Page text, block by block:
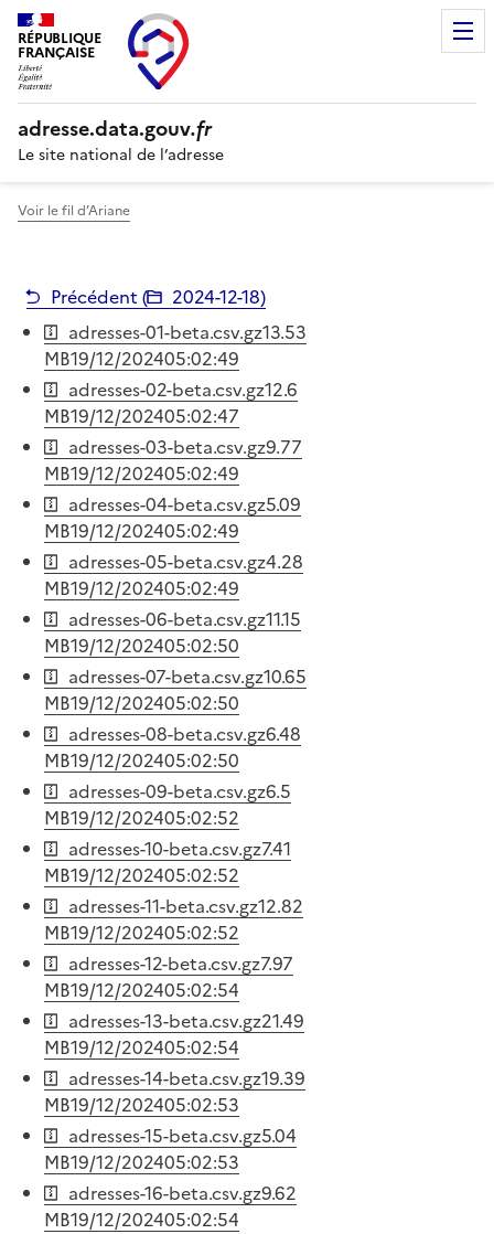
RÉPUBLIQUE
FRANÇAISE
adresse.data.gouv.fr
Le site national de l’adresse
Voir le fil d’Ariane
Précédent ( 2024-12-18)
adresses-01-beta.csv.gz13.53
MB19/12/202405:02:49
adresses-02-beta.csv.gz12.6
MB19/12/202405:02:47
adresses-03-beta.csv.gz9.77
MB19/12/202405:02:49
adresses-04-beta.csv.gz5.09
MB19/12/202405:02:49
adresses-05-beta.csv.gz4.28
MB19/12/202405:02:49
adresses-06-beta.csv.gz11.15
MB19/12/202405:02:50
adresses-07-beta.csv.gz10.65
MB19/12/202405:02:50
adresses-08-beta.csv.gz6.48
MB19/12/202405:02:50
adresses-09-beta.csv.gz6.5
MB19/12/202405:02:52
adresses-10-beta.csv.gz7.41
MB19/12/202405:02:52
adresses-11-beta.csv.gz12.82
MB19/12/202405:02:52
adresses-12-beta.csv.gz7.97
MB19/12/202405:02:54
adresses-13-beta.csv.gz21.49
MB19/12/202405:02:54
adresses-14-beta.csv.gz19.39
MB19/12/202405:02:53
adresses-15-beta.csv.gz5.04
MB19/12/202405:02:53
adresses-16-beta.csv.gz9.62
MB19/12/202405:02:54